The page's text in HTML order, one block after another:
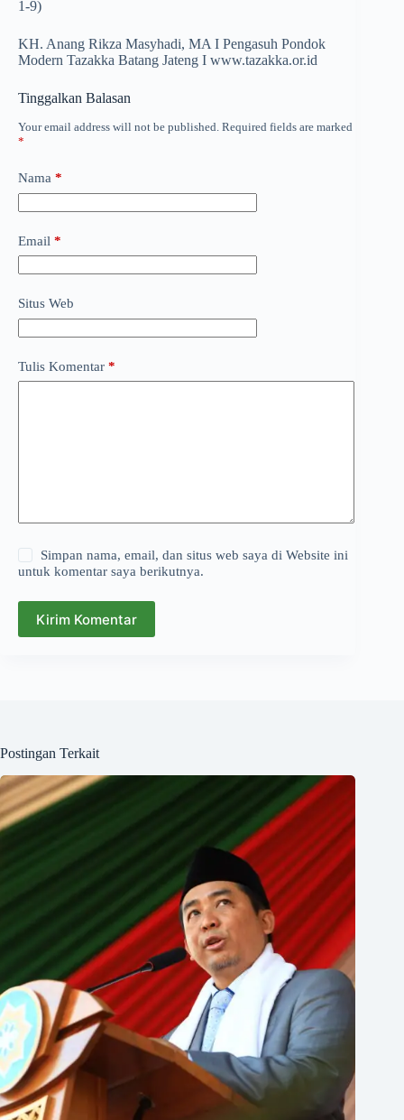
1-9)
KH. Anang Rikza Masyhadi, MA I Pengasuh Pondok
Modern Tazakka Batang Jateng I www.tazakka.or.id
Tinggalkan Balasan
Your email address will not be published. Required fields are marked
*
Nama *
Email *
Situs Web
Tulis Komentar *
Simpan nama, email, dan situs web saya di Website ini
untuk komentar saya berikutnya.
Kirim Komentar
Postingan Terkait